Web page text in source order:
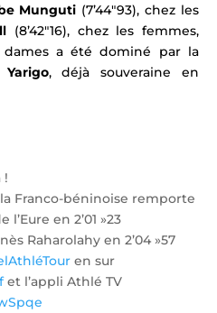
Munguti (7’44″93), chez les
(8’42″16), chez les femmes,
a été dominé par la
Yarigo, déjà souveraine en
!
Franco-béninoise remporte
en 2’01 »23
Raharolahy en 2’04 »57
en sur
et l’appli Athlé TV